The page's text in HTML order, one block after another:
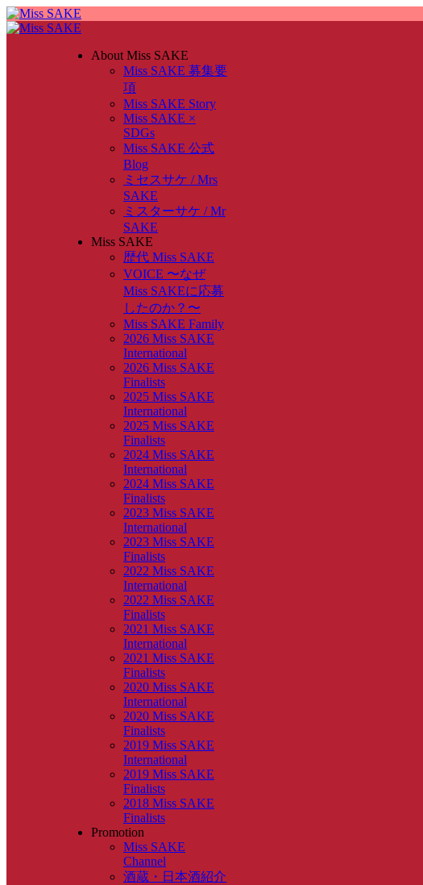
About Miss SAKE
Miss SAKE 募集要
項
Miss SAKE Story
Miss SAKE ×
SDGs
Miss SAKE 公式
Blog
ミセスサケ / Mrs
SAKE
ミスターサケ / Mr
SAKE
Miss SAKE
歴代 Miss SAKE
VOICE 〜なぜ
Miss SAKEに応募
したのか？〜
Miss SAKE Family
2026 Miss SAKE
International
2026 Miss SAKE
Finalists
2025 Miss SAKE
International
2025 Miss SAKE
Finalists
2024 Miss SAKE
International
2024 Miss SAKE
Finalists
2023 Miss SAKE
International
2023 Miss SAKE
Finalists
2022 Miss SAKE
International
2022 Miss SAKE
Finalists
2021 Miss SAKE
International
2021 Miss SAKE
Finalists
2020 Miss SAKE
International
2020 Miss SAKE
Finalists
2019 Miss SAKE
International
2019 Miss SAKE
Finalists
2018 Miss SAKE
Finalists
Promotion
Miss SAKE
Channel
酒蔵・日本酒紹介